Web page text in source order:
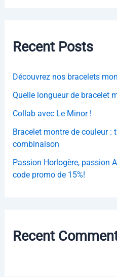
h
Recent Posts
Découvrez nos bracelets
Quelle longueur de bracelet
Collab avec Le Minor !
Bracelet montre de couleur :
combinaison
Passion Horlogère, passion
code promo de 15%!
Recent